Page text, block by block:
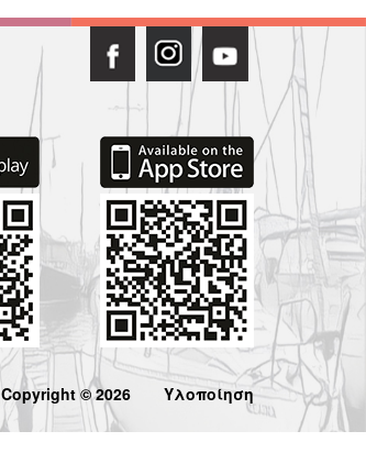
Copyright © 2026 Υλοποίηση